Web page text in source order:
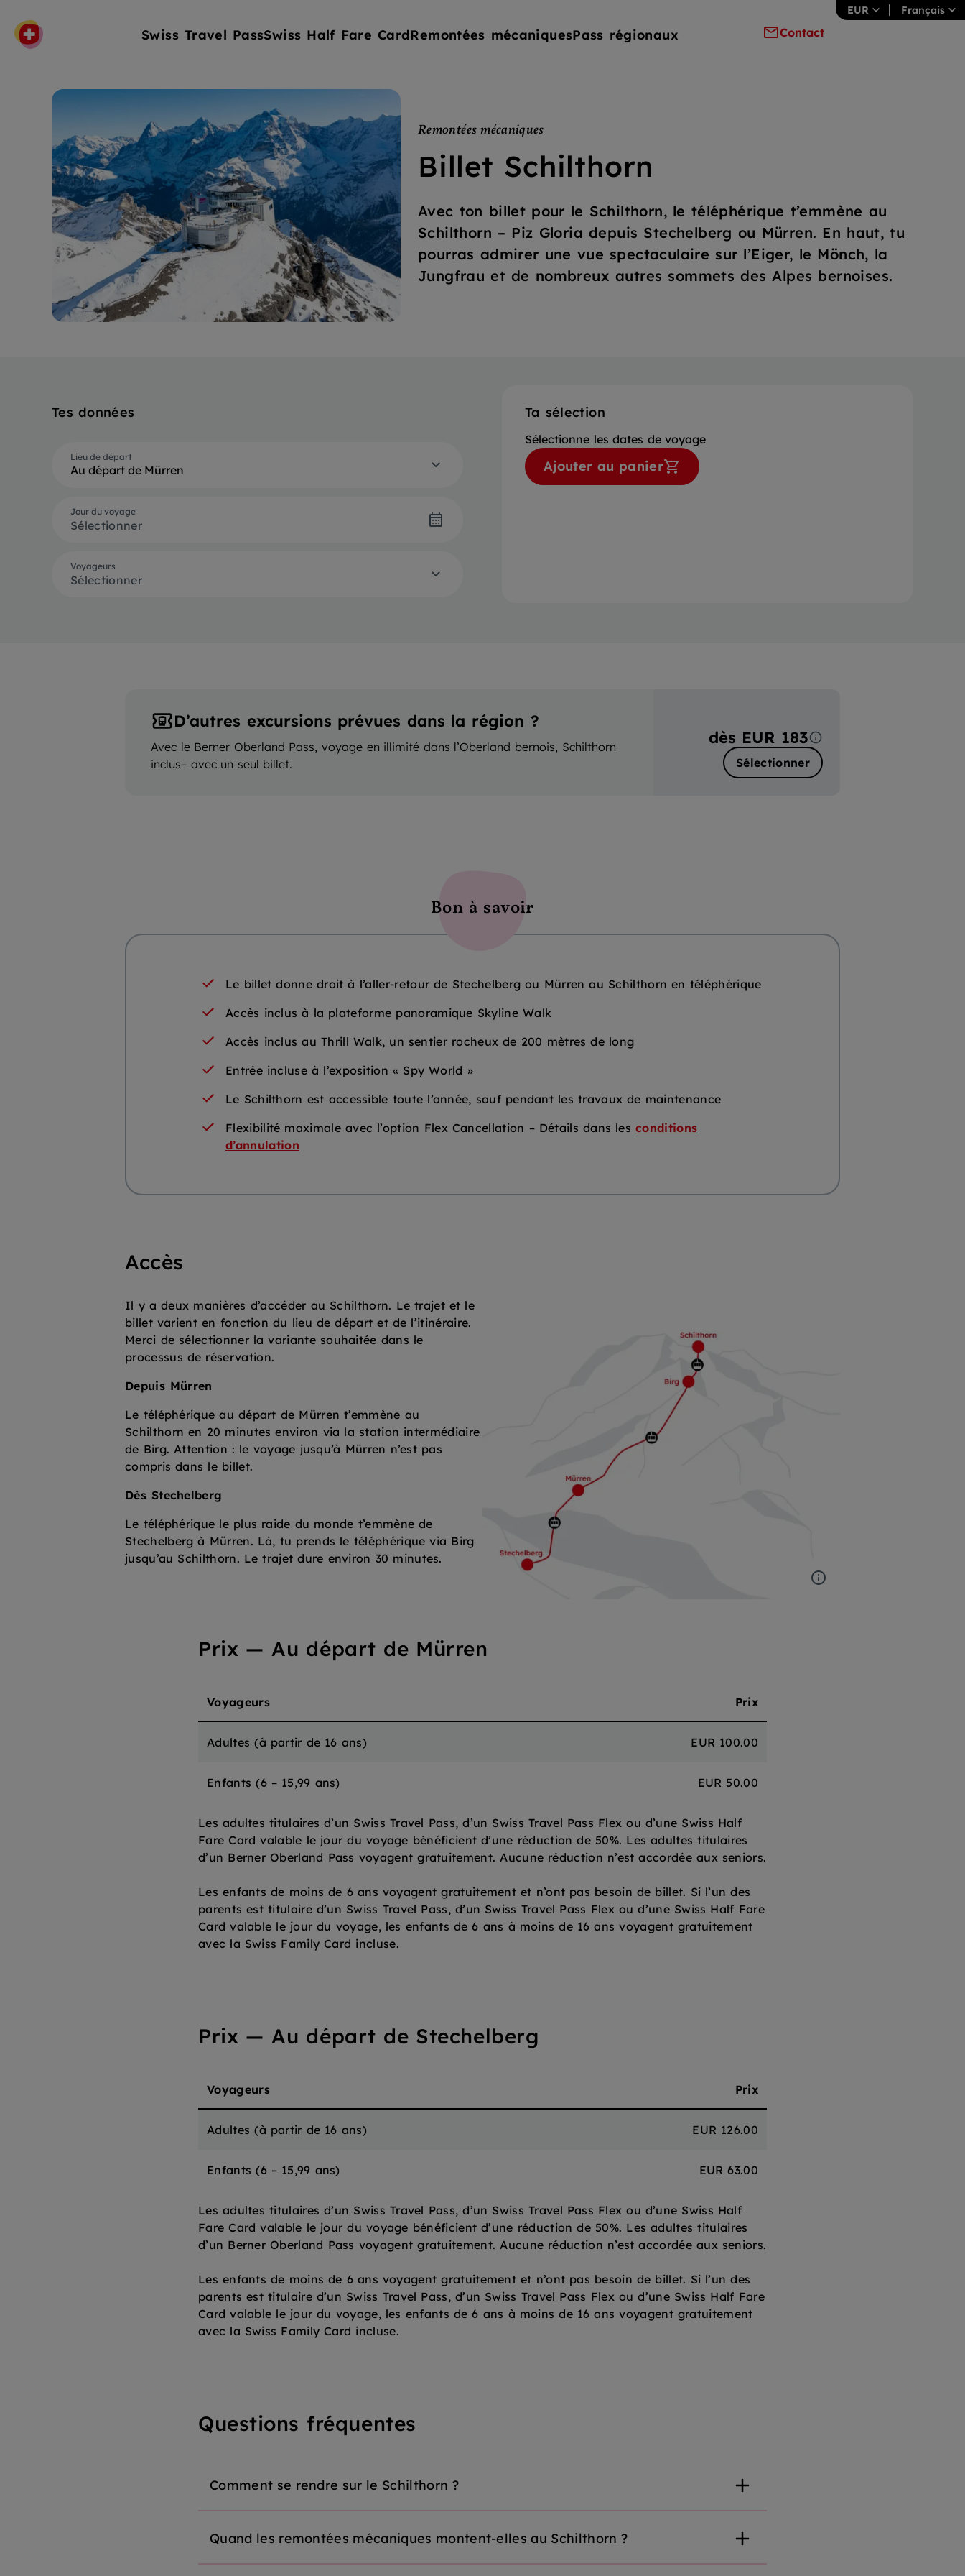
Swiss Travel PassSwiss Half Fare CardRemontées mécaniquesPass régionaux
EUR Français
Contact
Remontées mécaniques
Billet Schilthorn
Avec ton billet pour le Schilthorn, le téléphérique t’emmène au
Schilthorn – Piz Gloria depuis Stechelberg ou Mürren. En haut, tu
pourras admirer une vue spectaculaire sur l’Eiger, le Mönch, la
Jungfrau et de nombreux autres sommets des Alpes bernoises.
Tes données
Lieu de départ
Au départ de Mürren
Jour du voyage
Sélectionner
Voyageurs
Sélectionner
Ta sélection
Sélectionne les dates de voyage
Ajouter au panier
D’autres excursions prévues dans la région ?
Avec le Berner Oberland Pass, voyage en illimité dans l’Oberland bernois, Schilthorn
inclus– avec un seul billet.
dès EUR 183
Sélectionner
Bon à savoir
Le billet donne droit à l’aller-retour de Stechelberg ou Mürren au Schilthorn en téléphérique
Accès inclus à la plateforme panoramique Skyline Walk
Accès inclus au Thrill Walk, un sentier rocheux de 200 mètres de long
Entrée incluse à l’exposition « Spy World »
Le Schilthorn est accessible toute l’année, sauf pendant les travaux de maintenance
Flexibilité maximale avec l’option Flex Cancellation – Détails dans lesconditions
d’annulation
Accès
Il y a deux manières d’accéder au Schilthorn. Le trajet et le
billet varient en fonction du lieu de départ et de l’itinéraire.
Merci de sélectionner la variante souhaitée dans le
processus de réservation.
Depuis Mürren
Le téléphérique au départ de Mürren t’emmène au
Schilthorn en 20 minutes environ via la station intermédiaire
de Birg. Attention : le voyage jusqu’à Mürren n’est pas
compris dans le billet.
Dès Stechelberg
Le téléphérique le plus raide du monde t’emmène de
Stechelberg à Mürren. Là, tu prends le téléphérique via Birg
jusqu’au Schilthorn. Le trajet dure environ 30 minutes.
Prix — Au départ de Mürren
Voyageurs Prix
Adultes (à partir de 16 ans) EUR 100.00
Enfants (6 – 15,99 ans) EUR 50.00
Les adultes titulaires d’un Swiss Travel Pass, d’un Swiss Travel Pass Flex ou d’une Swiss Half
Fare Card valable le jour du voyage bénéficient d’une réduction de 50%. Les adultes titulaires
d’un Berner Oberland Pass voyagent gratuitement. Aucune réduction n’est accordée aux seniors.
Les enfants de moins de 6 ans voyagent gratuitement et n’ont pas besoin de billet. Si l’un des
parents est titulaire d’un Swiss Travel Pass, d’un Swiss Travel Pass Flex ou d’une Swiss Half Fare
Card valable le jour du voyage, les enfants de 6 ans à moins de 16 ans voyagent gratuitement
avec la Swiss Family Card incluse.
Prix — Au départ de Stechelberg
Voyageurs Prix
Adultes (à partir de 16 ans) EUR 126.00
Enfants (6 – 15,99 ans) EUR 63.00
Les adultes titulaires d’un Swiss Travel Pass, d’un Swiss Travel Pass Flex ou d’une Swiss Half
Fare Card valable le jour du voyage bénéficient d’une réduction de 50%. Les adultes titulaires
d’un Berner Oberland Pass voyagent gratuitement. Aucune réduction n’est accordée aux seniors.
Les enfants de moins de 6 ans voyagent gratuitement et n’ont pas besoin de billet. Si l’un des
parents est titulaire d’un Swiss Travel Pass, d’un Swiss Travel Pass Flex ou d’une Swiss Half Fare
Card valable le jour du voyage, les enfants de 6 ans à moins de 16 ans voyagent gratuitement
avec la Swiss Family Card incluse.
Questions fréquentes
Comment se rendre sur le Schilthorn ?
Quand les remontées mécaniques montent-elles au Schilthorn ?